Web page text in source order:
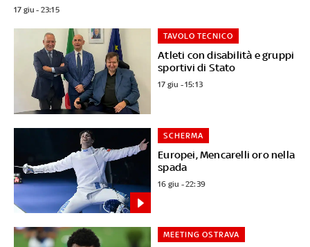
17 giu - 23:15
Atleti con disabilità e gruppi
sportivi di Stato
TAVOLO TECNICO
17 giu - 15:13
Europei, Mencarelli oro nella
spada
SCHERMA
16 giu - 22:39
MEETING OSTRAVA